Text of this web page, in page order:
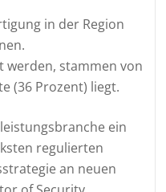
in der Region
werden, stammen von
(36 Prozent) liegt.
ein
regulierten
an neuen